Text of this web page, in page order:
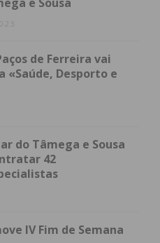
de Ferreira vai
«Saúde, Desporto e
do Tâmega e Sousa
42
IV Fim de Semana